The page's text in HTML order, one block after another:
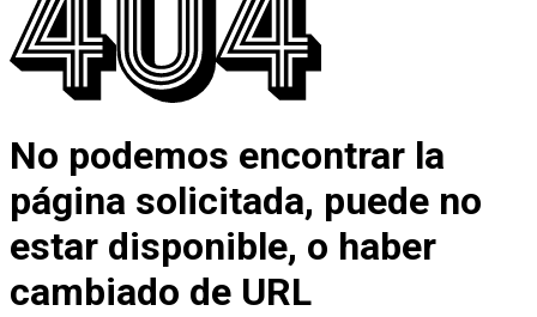
No podemos encontrar la
página solicitada, puede no
estar disponible, o haber
cambiado de URL